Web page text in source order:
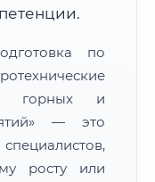
по
горных и
— это
росту или